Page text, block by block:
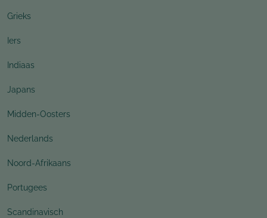
Grieks
Iers
Indiaas
Japans
Midden-Oosters
Nederlands
Noord-Afrikaans
Portugees
Scandinavisch